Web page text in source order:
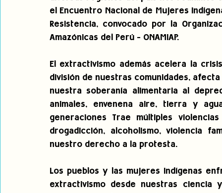
el Encuentro Nacional de Mujeres
Resistencia, convocado por la
Amazónicas del Perú - ONAMIAP.
El extractivismo además acelera la
división de nuestras comunidades,
nuestra soberanía alimentaria al
animales, envenena aire, tierra y
generaciones Trae múltiples
drogadicción, alcoholismo, violencia
nuestro derecho a la protesta.
Los pueblos y las mujeres indígenas
extractivismo desde nuestras